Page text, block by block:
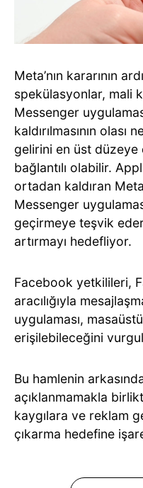
Meta’nın kararının
spekülasyonlar, mali
Messenger
kaldırılmasının
gelirini en üst düzeye
bağlantılı olabilir.
ortadan kaldıran
Messenger
geçirmeye teşvik
artırmayı hedefliyor.
Facebook yetkilileri,
aracılığıyla
uygulaması,
erişilebileceğini
Bu hamlenin
açıklanmamakla
kaygılara ve reklam
çıkarma hedefine